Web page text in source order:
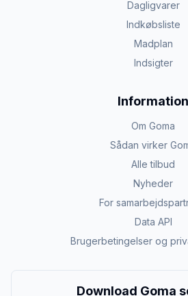
Dagligvarer
Indkøbsliste
Madplan
Indsigter
Information
Om Goma
Sådan virker
Alle tilbud
Nyheder
For
Data API
Brugerbetingelser og
Download Goma